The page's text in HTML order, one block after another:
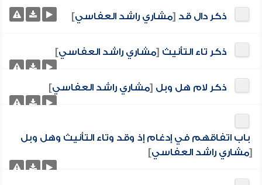
ذكر دال قد [مشاري راشد العفاسي]
ذكر تاء التأنيث [مشاري راشد العفاسي]
ذكر لام هل وبل [مشاري راشد العفاسي]
باب اتفاقهم في إدغام إذ وقد وتاء التأنيث وهل وبل
[مشاري راشد العفاسي]